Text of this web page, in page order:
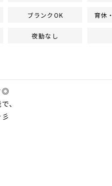
ブランクOK 育休
夜勤なし
◎
、